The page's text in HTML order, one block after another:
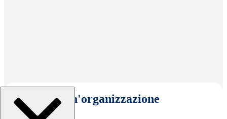
Seleziona un'organizzazione